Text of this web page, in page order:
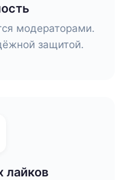
модераторами.
защитой.
лайков